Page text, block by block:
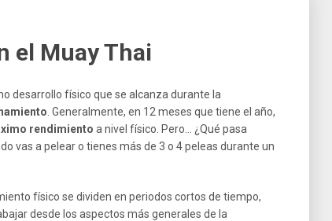
el Muay Thai
desarrollo físico que se alcanza durante la
. Generalmente, en 12 meses que tiene el año,
rendimiento a nivel físico. Pero… ¿Qué pasa
vas a pelear o tienes más de 3 o 4 peleas durante un
físico se dividen en periodos cortos de tiempo,
desde los aspectos más generales de la